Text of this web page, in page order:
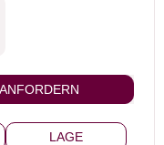
LAGE